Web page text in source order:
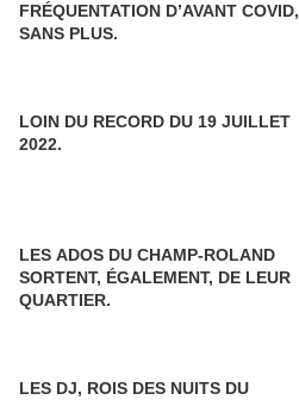
FRÉQUENTATION D’AVANT COVID,
SANS PLUS.
LOIN DU RECORD DU 19 JUILLET
2022.
LES ADOS DU CHAMP-ROLAND
SORTENT, ÉGALEMENT, DE LEUR
QUARTIER.
LES DJ, ROIS DES NUITS DU